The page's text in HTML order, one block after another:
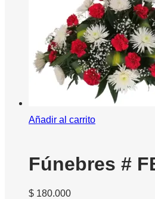
Añadir al carrito
Fúnebres #
$ 180.000